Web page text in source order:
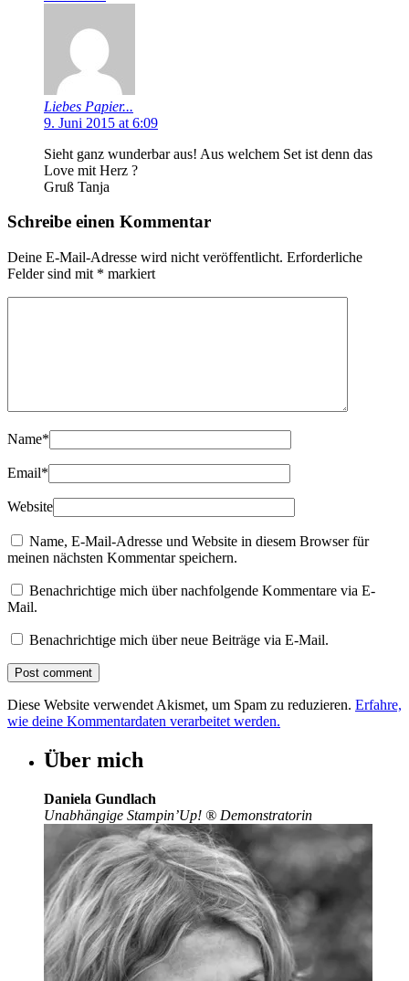
Liebes Papier...
9. Juni 2015 at 6:09
Sieht ganz wunderbar aus! Aus welchem Set ist denn das
Love mit Herz ?
Gruß Tanja
Schreibe einen Kommentar
Deine E-Mail-Adresse wird nicht veröffentlicht. Erforderliche
Felder sind mit * markiert
Name*
Email*
Website
Name, E-Mail-Adresse und Website in diesem Browser für
meinen nächsten Kommentar speichern.
Benachrichtige mich über nachfolgende Kommentare via E-
Mail.
Benachrichtige mich über neue Beiträge via E-Mail.
Diese Website verwendet Akismet, um Spam zu reduzieren. Erfahre,
wie deine Kommentardaten verarbeitet werden.
Über mich
Daniela Gundlach
Unabhängige Stampin’Up! ® Demonstratorin